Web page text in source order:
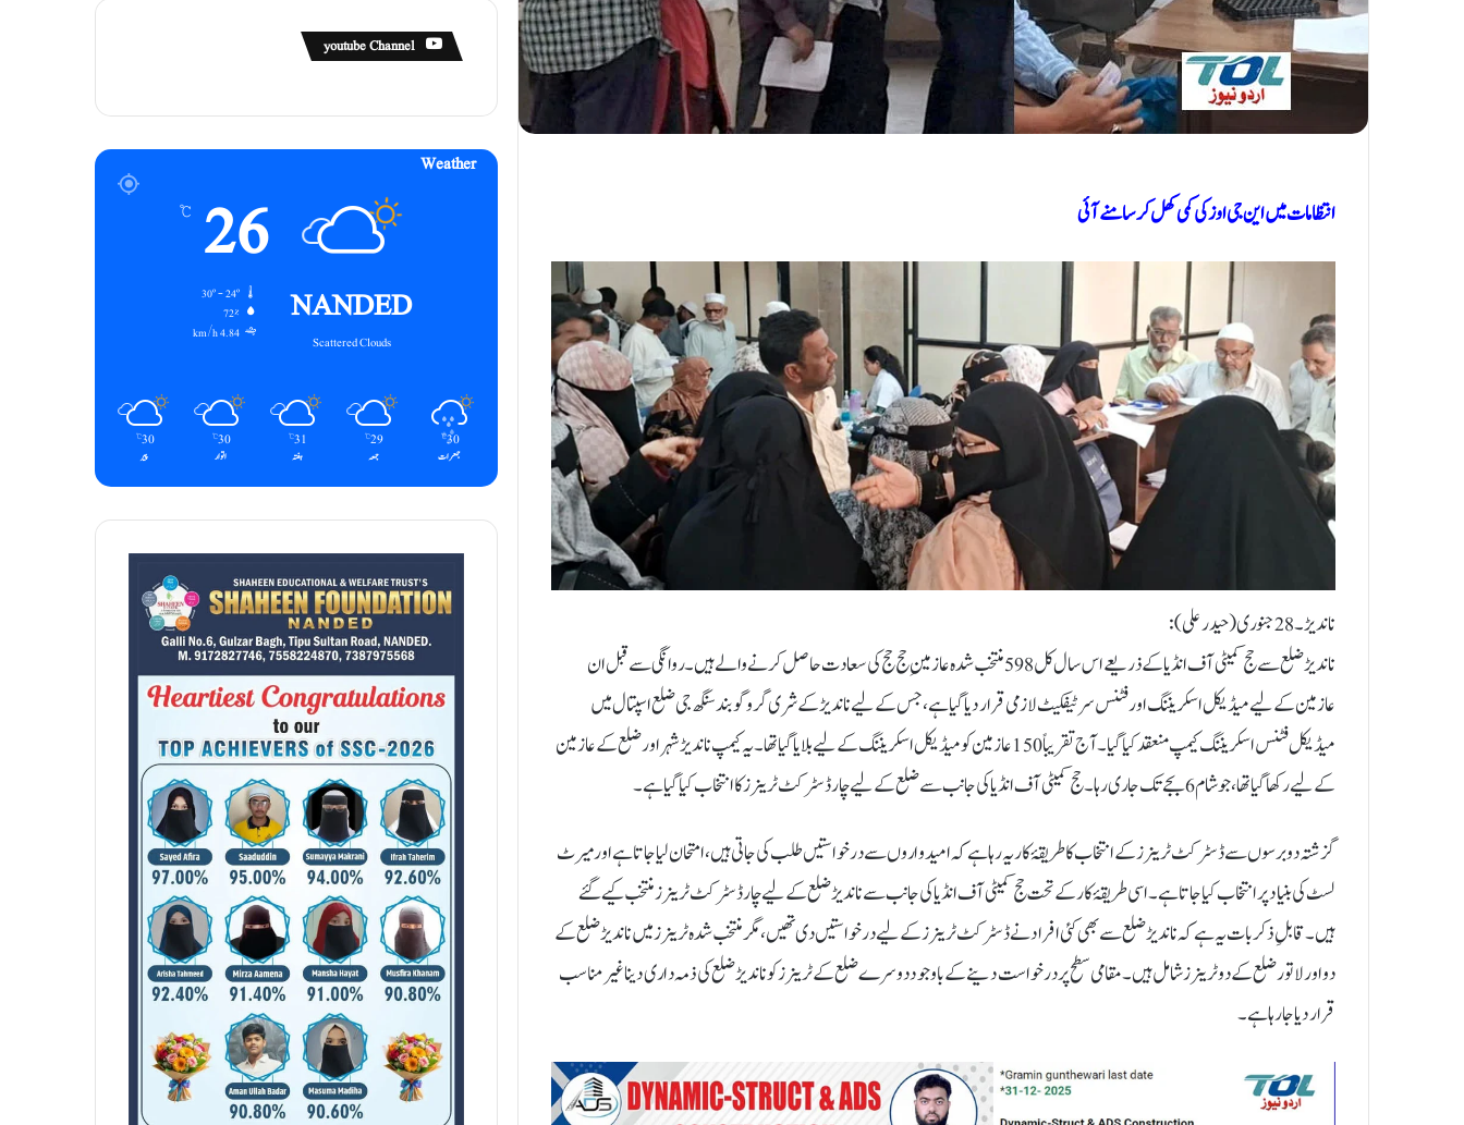
انتظامات میں این جی اوز کی کمی کھل کر سامنے آئی
ناندیڑ۔28 جنوری (حیدرعلی):
ناندیڑ ضلع سے حج کمیٹی آف انڈیا کے ذریعے اس سال کل 598 منتخب شدہ عازمینِ حج حج کی سعادت حاصل کرنے والے ہیں۔ روانگی سے قبل ان
عازمین کے لیے میڈیکل اسکریننگ اور فٹنس سرٹیفکیٹ لازمی قرار دیا گیا ہے، جس کے لیے ناندیڑ کے شری گروگوبند سنگھ جی ضلع اسپتال میں
میڈیکل فٹنس اسکریننگ کیمپ منعقد کیا گیا۔ آج تقریباً 150 عازمین کو میڈیکل اسکریننگ کے لیے بلایا گیا تھا۔ یہ کیمپ ناندیڑ شہر اور ضلع کے عازمین
کے لیے رکھا گیا تھا، جو شام 6 بجے تک جاری رہا۔حج کمیٹی آف انڈیا کی جانب سے ضلع کے لیے چار ڈسٹرکٹ ٹرینرز کا انتخاب کیا گیا ہے۔
گزشتہ دو برسوں سے ڈسٹرکٹ ٹرینرز کے انتخاب کا طریقۂ کار یہ رہا ہے کہ امیدواروں سے درخواستیں طلب کی جاتی ہیں، امتحان لیا جاتا ہے اور میرٹ
لسٹ کی بنیاد پر انتخاب کیا جاتا ہے۔ اسی طریقۂ کار کے تحت حج کمیٹی آف انڈیا کی جانب سے ناندیڑ ضلع کے لیے چار ڈسٹرکٹ ٹرینرز منتخب کیے گئے
ہیں۔قابلِ ذکر بات یہ ہے کہ ناندیڑ ضلع سے بھی کئی افراد نے ڈسٹرکٹ ٹرینرز کے لیے درخواستیں دی تھیں، مگر منتخب شدہ ٹرینرز میں ناندیڑ ضلع کے
دو اور لاتور ضلع کے دو ٹرینرز شامل ہیں۔ مقامی سطح پر درخواست دینے کے باوجود دوسرے ضلع کے ٹرینرز کو ناندیڑ ضلع کی ذمہ داری دینا غیر مناسب
قرار دیا جا رہا ہے۔
youtube Channel
Weather
NANDED
Scattered Clouds
26
℃
72%
4.84 km/h
30
℃
جمعرات
29
℃
جمعہ
31
℃
ہفتہ
30
℃
اتوار
30
℃
پیر